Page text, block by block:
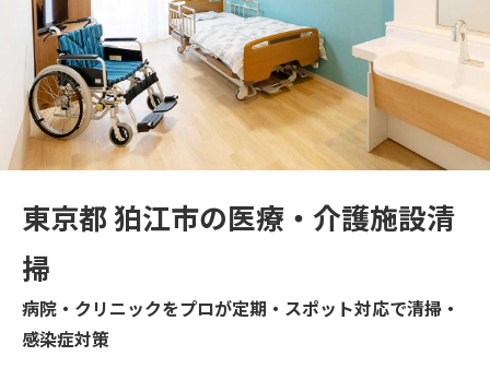
東京都 狛江市の医療・介護施設清
掃
病院・クリニックをプロが定期・スポット対応で清掃・
感染症対策